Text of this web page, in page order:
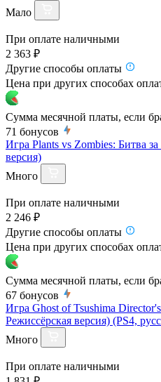
Мало
При оплате наличными
2 363 ₽
Другие способы оплаты
Цена при других способах
Сумма месячной платы, если
71 бонусов
Игра Plants vs Zombies: Битва
версия)
Много
При оплате наличными
2 246 ₽
Другие способы оплаты
Цена при других способах
Сумма месячной платы, если
67 бонусов
Игра Ghost of Tsushima
Режиссёрская версия) (PS4,
Много
При оплате наличными